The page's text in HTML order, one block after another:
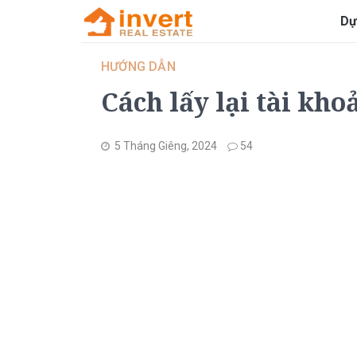
HƯỚNG DẪN
Cách lấy lại tài
5 Tháng Giêng, 2024 54